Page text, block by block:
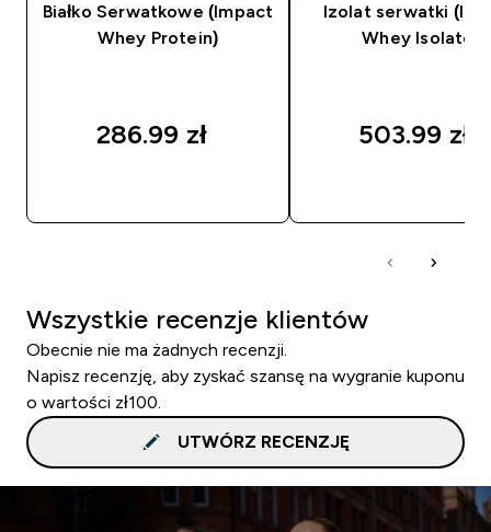
Białko Serwatkowe (Impact
Whey Protein)
286.99 zł‎
Izolat serwatki
Whey Isolate)
503.99 zł‎
Wszystkie recenzje klientów
Obecnie nie ma żadnych recenzji.
Napisz recenzję, aby zyskać szansę na wygranie kuponu
o wartości zł100.
UTWÓRZ RECENZJĘ